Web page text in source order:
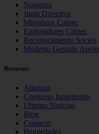
Nosotros
Junta Directiva
Miembros Cainec
Embajadores Cainec
Reconocimiento Socios
Modesto Gerardo Apolo
Recursos
Alianzas
Congreso Inmotrends
Ultimas Noticias
Blog
Contacto
Propiedades